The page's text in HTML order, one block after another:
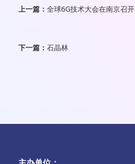
上一篇： 全球6G技术大会在南京召开
下一篇： 石晶林